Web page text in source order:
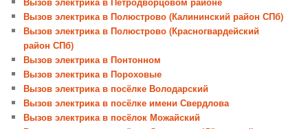
Вызов электрика в Полюстрово (Калининский район СПб)
Вызов электрика в Полюстрово (Красногвардейский
район СПб)
Вызов электрика в Понтонном
Вызов электрика в Пороховые
Вызов электрика в посёлке Володарский
Вызов электрика в посёлке имени Свердлова
Вызов электрика в посёлок Можайский